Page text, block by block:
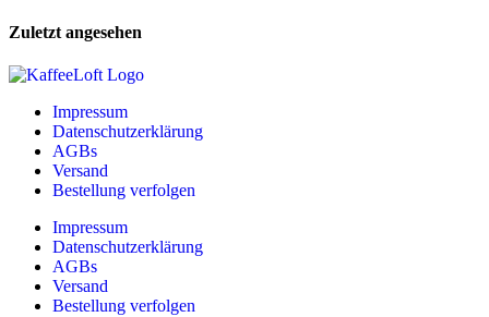
Zuletzt angesehen
Impressum
Datenschutzerklärung
AGBs
Versand
Bestellung verfolgen
Impressum
Datenschutzerklärung
AGBs
Versand
Bestellung verfolgen